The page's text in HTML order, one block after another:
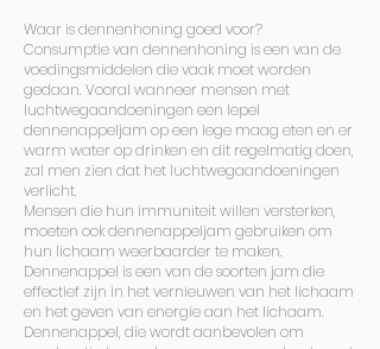
Waar is dennenhoning goed voor?
Consumptie van dennenhoning is een van de
voedingsmiddelen die vaak moet worden
gedaan. Vooral wanneer mensen met
luchtwegaandoeningen een lepel
dennenappeljam op een lege maag eten en er
warm water op drinken en dit regelmatig doen,
zal men zien dat het luchtwegaandoeningen
verlicht.
Mensen die hun immuniteit willen versterken,
moeten ook dennenappeljam gebruiken om
hun lichaam weerbaarder te maken.
Dennenappel is een van de soorten jam die
effectief zijn in het vernieuwen van het lichaam
en het geven van energie aan het lichaam.
Dennenappel, die wordt aanbevolen om